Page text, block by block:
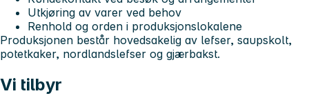
Utkjøring av varer ved behov
Renhold og orden i produksjonslokalene
Produksjonen består hovedsakelig av lefser, saupskolt,
potetkaker, nordlandslefser og gjærbakst.
Vi tilbyr